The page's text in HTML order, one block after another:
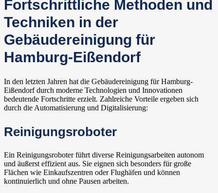
Fortschrittliche Methoden und
Techniken in der
Gebäudereinigung für
Hamburg-Eißendorf
In den letzten Jahren hat die Gebäudereinigung für Hamburg-
Eißendorf durch moderne Technologien und Innovationen
bedeutende Fortschritte erzielt. Zahlreiche Vorteile ergeben sich
durch die Automatisierung und Digitalisierung:
Reinigungsroboter
Ein Reinigungsroboter führt diverse Reinigungsarbeiten autonom
und äußerst effizient aus. Sie eignen sich besonders für große
Flächen wie Einkaufszentren oder Flughäfen und können
kontinuierlich und ohne Pausen arbeiten.